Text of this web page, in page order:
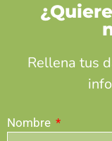
Rellena tus
Nombre